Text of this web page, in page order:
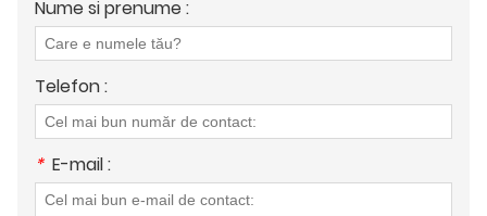
Nume si prenume :
Telefon :
* E-mail :